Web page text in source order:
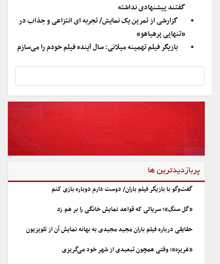
گفتند پیشنهادی نداشته
گزارشی از تمرین یک نمایش/ تجربه ای انتزاعی و جذاب در
«تنهایی پرهیاهو»
بازیگر فیلم تهمینه میلانی: سال آینده فیلم خودم را می‌سازم
پربازدیدترین ها
گفت‌وگو با بازیگر فیلم باران/ دوست دارم دوباره بازی کنم
«گل سنگ»؛ سریالی که قواعد نمایش خانگی را بر هم زد
حقایقی درباره فیلم باران مجید مجیدی به بهانه نمایش آن از تلویزیون
«غریزه»؛ وقتی همچون تبعیدی از شهر خود می‌گریزی